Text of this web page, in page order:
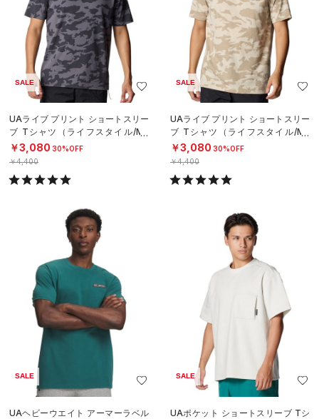
SALE
UAライブ プリント ショートスリー
ブ Tシャツ（ライフスタイル/ME
N）
￥3,080 30%OFF
￥4,400
SALE
UAライブ プリント ショートスリー
ブ Tシャツ（ライフスタイル/ME
N）
￥3,080 30%OFF
￥4,400
SALE
UAヘビーウエイト アーマーラベル
SALE
UAポケット ショートスリーブ Tシ